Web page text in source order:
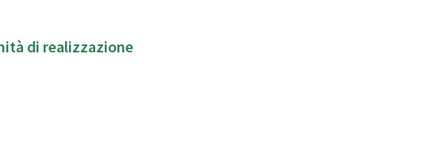
di realizzazione